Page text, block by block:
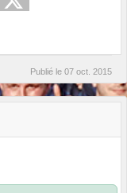
Publié le 07 oct. 2015